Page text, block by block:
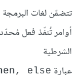
تتضمّن لغات
أوامر تُنفّذ فعل
الشرطية
عبارة else